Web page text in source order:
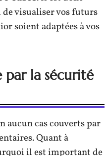
de visualiser vos futurs
soient adaptées à vos
par la sécurité
aucun cas couverts par
Quant à
il est important de